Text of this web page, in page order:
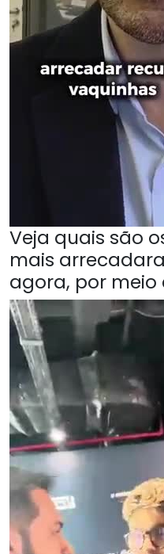
Veja quais são
mais
agora, por meio